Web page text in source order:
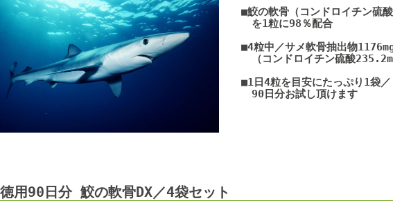
■鮫の軟骨（コンドロイチン硫酸
を1粒に98％配合
■4粒中／サメ軟骨抽出物
（コンドロイチン硫酸235.2mg
■1日4粒を目安にたっぷり1袋／
90日分お試し頂けます
徳用90日分 鮫の軟骨DX／4袋セット